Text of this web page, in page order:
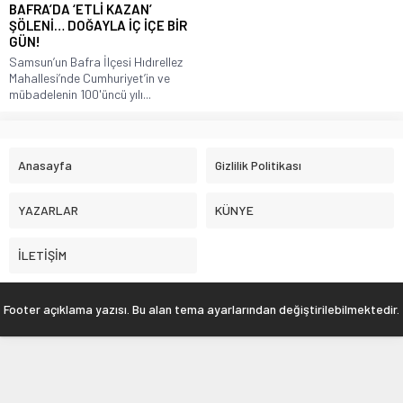
BAFRA’DA ‘ETLİ KAZAN’
ŞÖLENİ… DOĞAYLA İÇ İÇE BİR
GÜN!
Samsun’un Bafra İlçesi Hıdırellez
Mahallesi’nde Cumhuriyet’in ve
mübadelenin 100'üncü yılı...
Anasayfa Gizlilik Politikası
YAZARLAR KÜNYE
İLETİŞİM
Footer açıklama yazısı. Bu alan tema ayarlarından değiştirilebilmektedir.